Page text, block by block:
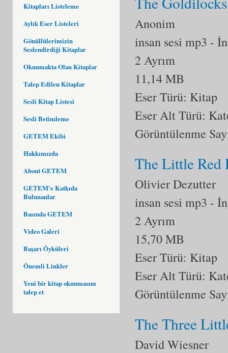
Kitapları Listeleme
Aylık Eser Listeleri
Gönüllülerimizin
Seslendirdiği Kitaplar
Okunmakta Olan Kitaplar
Talep Edilen Kitaplar
Sesli Kitap Listesi
Sesli Betimleme
GETEM Ekibi
Hakkımızda
About GETEM
GETEM'e Katkıda
Bulunanlar
Basında GETEM
Video Galeri
Başarı Öyküleri
Önemli Linkler
Yeni bir kitap okunmasını
talep et
Anonim
insan sesi mp3 -
2 Ayrım
11,14 MB
Eser Türü: Kitap
Eser Alt Türü:
Görüntülenme
The Little Red
Olivier Dezutter
insan sesi mp3 -
2 Ayrım
15,70 MB
Eser Türü: Kitap
Eser Alt Türü:
Görüntülenme
The Three
David Wiesner